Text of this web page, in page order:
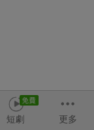
短劇 更多